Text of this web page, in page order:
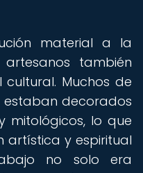
material a la
también
Muchos de
decorados
mitológicos, lo que
artística y espiritual
no solo era